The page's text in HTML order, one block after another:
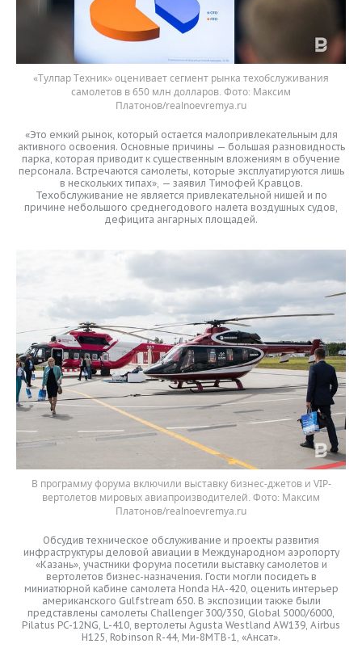
«Тулпар Техник» оценивает сегмент рынка техобслуживания
самолетов в 650 млн долларов.
Максим
Платонов/realnoevremya.ru
«Это емкий рынок, который остается малопривлекательным для
активного освоения. Основные причины — большая разновидность
парка, которая приводит к существенным вложениям в обучение
персонала. Встречаются самолеты, которые эксплуатируются лишь
в нескольких типах», — заявил Тимофей Кравцов.
Техобслуживание не является привлекательной нишей и по
причине небольшого среднегодового налета воздушных судов,
дефицита ангарных площадей.
В программу форума включили выставку бизнес-джетов и VIP-
вертолетов мировых авиапроизводителей.
Максим
Платонов/realnoevremya.ru
Обсудив техническое обслуживание и проекты развития
инфраструктуры деловой авиации в Международном аэропорту
«Казань», участники форума посетили выставку самолетов и
вертолетов бизнес-назначения. Гости могли посидеть в
миниатюрной кабине самолета Honda HA-420, оценить интерьер
американского Gulfstream 650. В экспозиции также были
представлены самолеты Challenger 300/350, Global 5000/6000,
Pilatus PC-12NG, L-410, вертолеты Agusta Westland AW139, Airbus
H125, Robinson R-44, Ми-8МТВ-1, «Ансат».